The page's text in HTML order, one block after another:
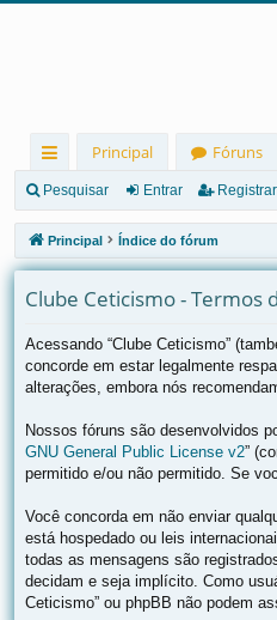
in
ks
rá
pi
d
os
Principal
Fóruns
Pesquisar Entrar Registrar
Principal Índice do fórum
Clube Ceticismo - Termos
Acessando “Clube Ceticismo”
concorde em estar legalmente
alterações, embora nós
Nossos fóruns são desenvolvidos
GNU General Public License v2”
permitido e/ou não permitido. Se
Você concorda em não enviar
está hospedado ou leis
todas as mensagens são
decidam e seja implícito. Como
Ceticismo” ou phpBB não podem